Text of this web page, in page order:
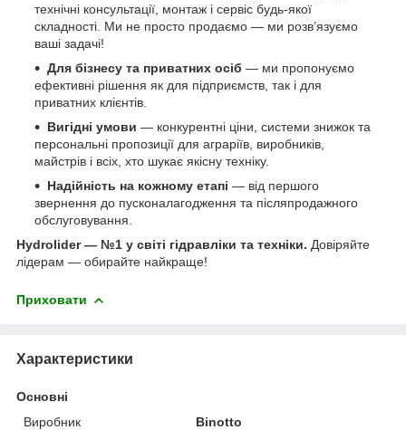
технічні консультації, монтаж і сервіс будь-якої
складності. Ми не просто продаємо — ми розв’язуємо
ваші задачі!
Для бізнесу та приватних осіб — ми пропонуємо
ефективні рішення як для підприємств, так і для
приватних клієнтів.
Вигідні умови — конкурентні ціни, системи знижок та
персональні пропозиції для аграріїв, виробників,
майстрів і всіх, хто шукає якісну техніку.
Надійність на кожному етапі — від першого
звернення до пусконалагодження та післяпродажного
обслуговування.
Hydrolider — №1 у світі гідравліки та техніки. Довіряйте
лідерам — обирайте найкраще!
Приховати
Характеристики
Основні
Виробник
Binotto